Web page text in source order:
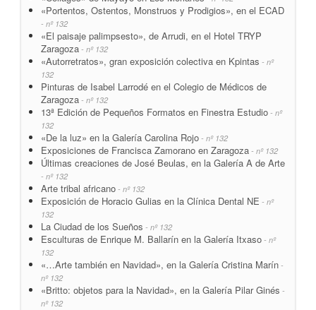
«Portentos, Ostentos, Monstruos y Prodigios», en el ECAD
- nº 132
«El paisaje palimpsesto», de Arrudi, en el Hotel TRYP
Zaragoza - nº 132
«Autorretratos», gran exposición colectiva en Kpintas - nº
132
Pinturas de Isabel Larrodé en el Colegio de Médicos de
Zaragoza - nº 132
13ª Edición de Pequeños Formatos en Finestra Estudio - nº
132
«De la luz» en la Galería Carolina Rojo - nº 132
Exposiciones de Francisca Zamorano en Zaragoza - nº 132
Últimas creaciones de José Beulas, en la Galería A de Arte
- nº 132
Arte tribal africano - nº 132
Exposición de Horacio Gulias en la Clínica Dental NE - nº
132
La Ciudad de los Sueños - nº 132
Esculturas de Enrique M. Ballarín en la Galería Itxaso - nº
132
«…Arte también en Navidad», en la Galería Cristina Marín -
nº 132
«Britto: objetos para la Navidad», en la Galería Pilar Ginés -
nº 132